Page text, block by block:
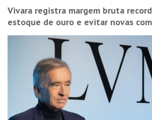
Vivara registra margem bruta
estoque de ouro e evitar novas